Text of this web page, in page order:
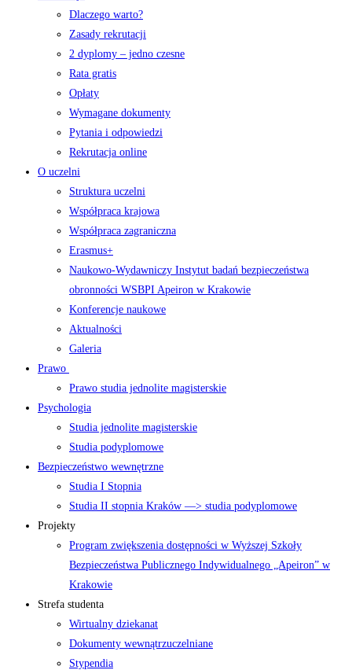
Dlaczego warto?
Zasady rekrutacji
2 dyplomy – jedno czesne
Rata gratis
Opłaty
Wymagane dokumenty
Pytania i odpowiedzi
Rekrutacja online
O uczelni
Struktura uczelni
Współpraca krajowa
Współpraca zagraniczna
Erasmus+
Naukowo-Wydawniczy Instytut badań bezpieczeństwa
obronności WSBPI Apeiron w Krakowie
Konferencje naukowe
Aktualności
Galeria
Prawo
Prawo studia jednolite magisterskie
Psychologia
Studia jednolite magisterskie
Studia podyplomowe
Bezpieczeństwo wewnętrzne
Studia I Stopnia
Studia II stopnia Kraków —> studia podyplomowe
Projekty
Program zwiększenia dostępności w Wyższej Szkoły
Bezpieczeństwa Publicznego Indywidualnego „Apeiron” w
Krakowie
Strefa studenta
Wirtualny dziekanat
Dokumenty wewnątrzuczelniane
Stypendia